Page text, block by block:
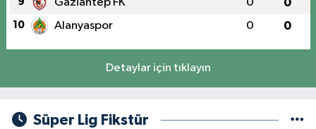
10 Alanyaspor 0 0
Detaylar için tıklayın
Süper Lig Fikstür